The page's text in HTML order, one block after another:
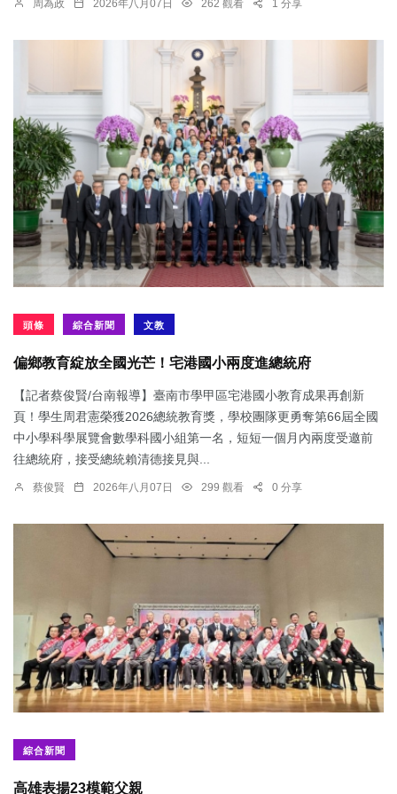
周為政 2026年八月07日 262 觀看 1 分享
頭條 綜合新聞 文教
偏鄉教育綻放全國光芒！宅港國小兩度進總統府
【記者蔡俊賢/台南報導】臺南市學甲區宅港國小教育成果再創新
頁！學生周君憲榮獲2026總統教育獎，學校團隊更勇奪第66屆全國
中小學科學展覽會數學科國小組第一名，短短一個月內兩度受邀前
往總統府，接受總統賴清德接見與...
蔡俊賢 2026年八月07日 299 觀看 0 分享
綜合新聞
​高雄表揚23模範父親